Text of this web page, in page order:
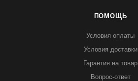
ПОМОЩЬ
Условия оплаты
Условия доставки
Гарантия на товар
Вопрос-ответ